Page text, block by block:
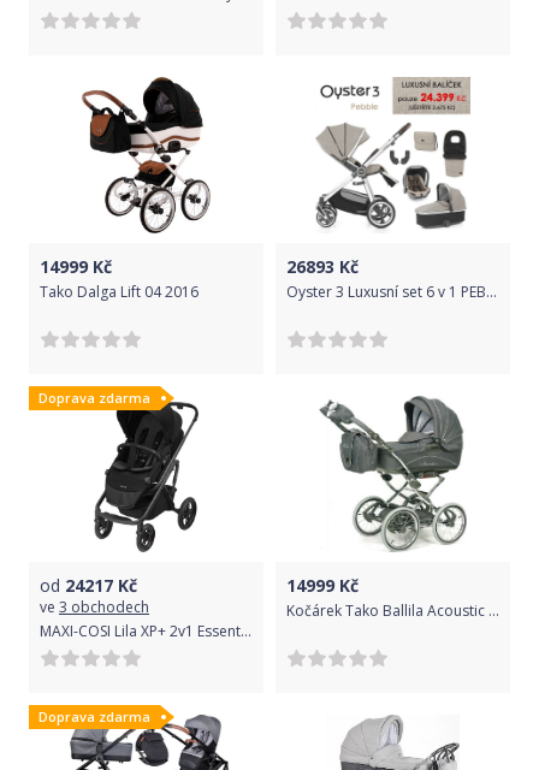
14999 Kč
Tako Dalga Lift 04 2016
26893 Kč
Oyster 3 Luxusní set 6 v 1 PEBBLE (MIRROR rám) kočár + hl.korba + autosedačka + adaptéry + fusak + taška
Doprava zdarma
od 24217 Kč
ve 3 obchodech
MAXI-COSI Lila XP+ 2v1 Essential Black
14999 Kč
Kočárek Tako Ballila Acoustic Tmavě šedá 2016
Doprava zdarma